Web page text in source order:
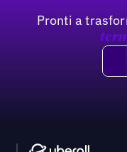
Pronti a